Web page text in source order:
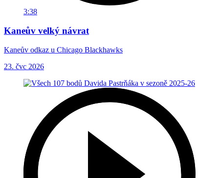
3:38
Kaneův velký návrat
Kaneův odkaz u Chicago Blackhawks
23. čvc 2026